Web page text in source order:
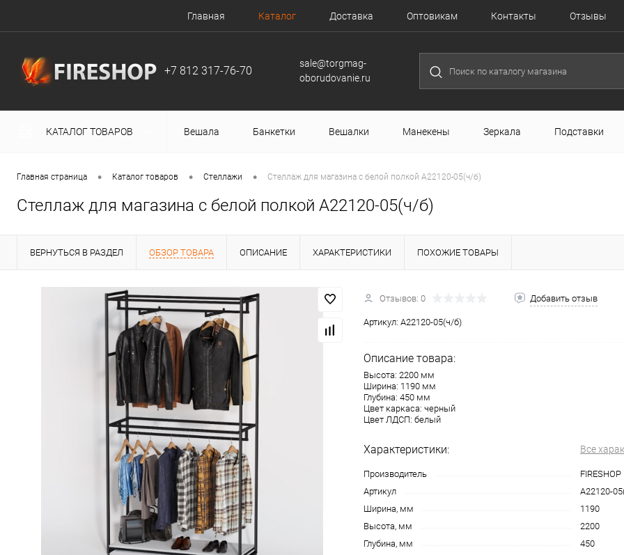
Главная Каталог Доставка Оптовикам Контакты Отзывы
+7 812 317-76-70
sale@torgmag-
oborudovanie.ru
КАТАЛОГ ТОВАРОВ Вешала Банкетки Вешалки Манекены Зеркала Подставки
Главная страница • Каталог товаров • Стеллажи • Стеллаж для магазина с белой полкой A22120-05(ч/б)
Стеллаж для магазина с белой полкой A22120-05(ч/б)
ВЕРНУТЬСЯ В РАЗДЕЛ ОБЗОР ТОВАРА ОПИСАНИЕ ХАРАКТЕРИСТИКИ ПОХОЖИЕ ТОВАРЫ
Отзывов: 0 Добавить отзыв
Артикул: A22120-05(ч/б)
Описание товара:
Высота: 2200 мм
Ширина: 1190 мм
Глубина: 450 мм
Цвет каркаса: черный
Цвет ЛДСП: белый
Характеристики: Все
Производитель
FIRESHOP
Артикул
A22120-
Ширина, мм
1190
Высота, мм
2200
Глубина, мм
450